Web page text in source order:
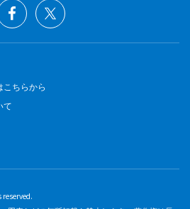
こちらから
て
reserved.